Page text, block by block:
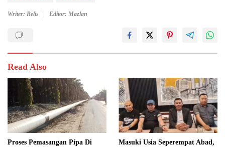
Writer: Relis Editor: Mazlan
Read Also
Proses Pemasangan Pipa Di
Masuki Usia Seperempat Abad,